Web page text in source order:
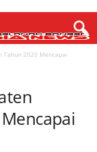
Tahun 2020 Mencapai